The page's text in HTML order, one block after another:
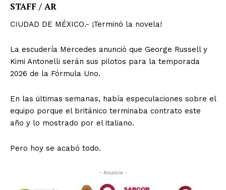
STAFF / AR
CIUDAD DE MÉXICO.- ¡Terminó la novela!
La escudería Mercedes anunció que George Russell y
Kimi Antonelli serán sus pilotos para la temporada
2026 de la Fórmula Uno.
En las últimas semanas, había especulaciones sobre el
equipo porque el británico terminaba contrato este
año y lo mostrado por el italiano.
Pero hoy se acabó todo.
- Anuncio -